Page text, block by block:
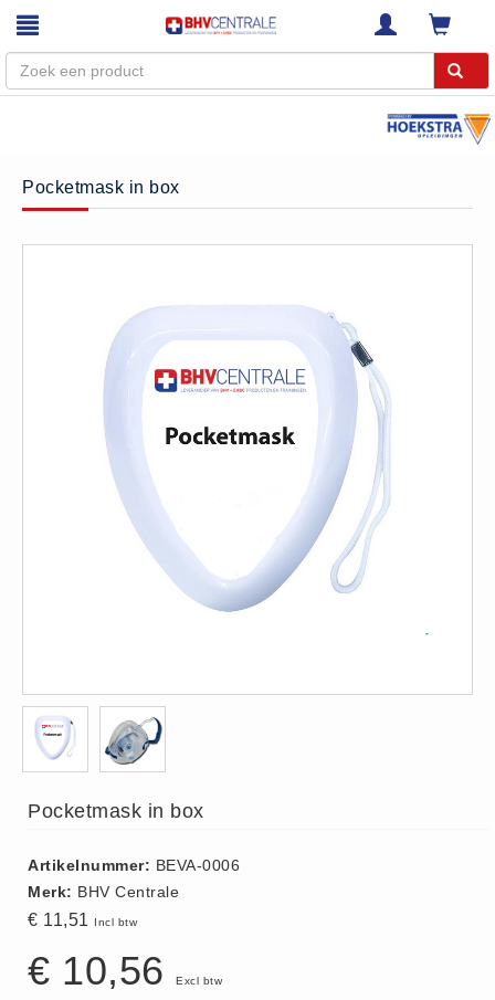
Webshop
Trainingen
Keuringen
Plattegronden
VCA Trajecten
ISO 9001 Begeleiding
Evenementenveiligheid
Inspectiecentrale
Betalingsmogelijkheden
Klachten
Privacy
Verzending
Algemene Voorwaarden
Winkel
Pocketmask in box
Pocketmask in box
Artikelnummer: BEVA-0006
Merk: BHV Centrale
€ 11,51 Incl btw
€ 10,56 Excl btw